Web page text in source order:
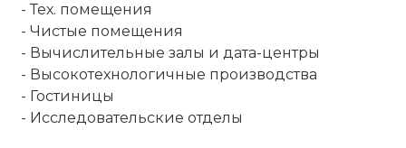
- Тех. помещения
- Чистые помещения
- Вычислительные залы и дата-центры
- Высокотехнологичные производства
- Гостиницы
- Исследовательские отделы